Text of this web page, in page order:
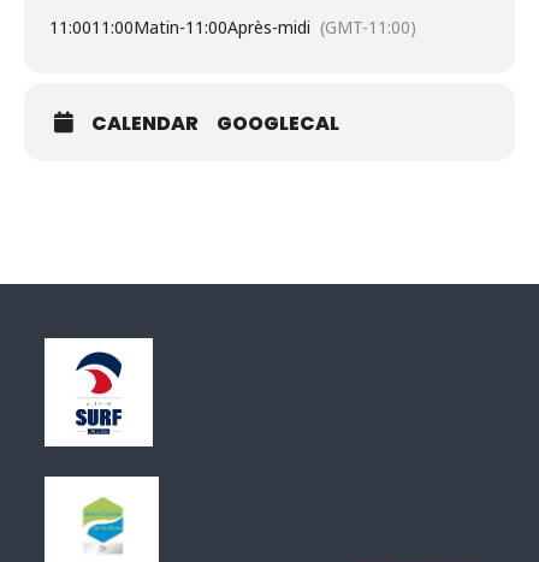
11:0011:00Matin-11:00Après-midi (GMT-11:00)
CALENDAR GOOGLECAL